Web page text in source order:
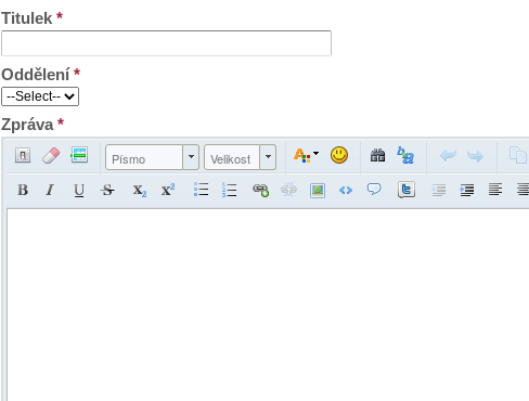
Titulek*
Oddělení*
Zpráva*
Písmo Velikost